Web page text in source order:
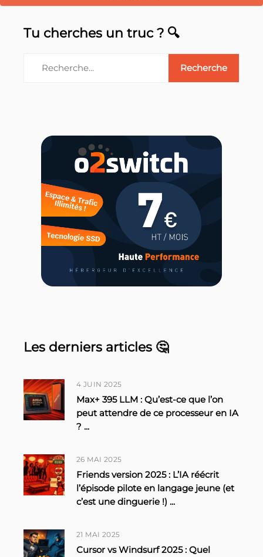
Tu cherches un truc ? 🔍
Les derniers articles 🤔
4 JUIN 2025
Max+ 395 LLM : Qu’est-ce que l’on
peut attendre de ce processeur en IA
? ...
26 MAI 2025
Friends version 2025 : L’IA réécrit
l’épisode pilote en langage jeune (et
c’est une dinguerie !) ...
21 MAI 2025
Cursor vs Windsurf 2025 : Quel